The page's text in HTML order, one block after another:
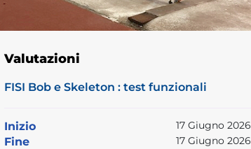
Valutazioni
FISI Bob e Skeleton : test funzionali
Inizio 17 Giugno 2026
Fine 17 Giugno 2026